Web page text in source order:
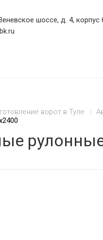
шоссе, д. 4, корпус
ворот в Туле